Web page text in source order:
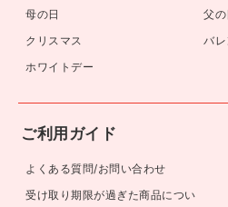
母の日
父の
クリスマス
バ
ホワイトデー
ご利用ガイド
よくある質問/お問い合わせ
受け取り期限が過ぎた商品につい